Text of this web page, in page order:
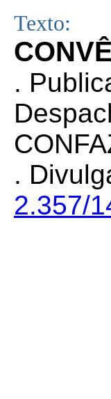
Texto:
.
.
2.357/